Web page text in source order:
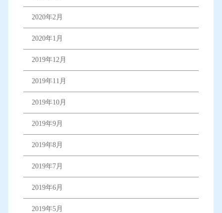
2020年2月
2020年1月
2019年12月
2019年11月
2019年10月
2019年9月
2019年8月
2019年7月
2019年6月
2019年5月